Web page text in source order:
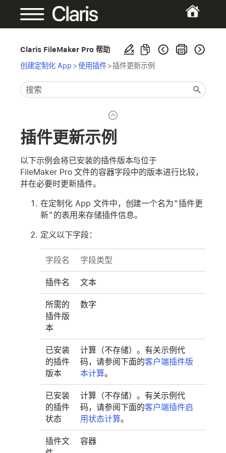
Claris FileMaker Pro 帮助
创建定制化 App >使用插件 >插件更新示例
插件更新示例
以下示例会将已安装的插件版本与位于
FileMaker Pro 文件的容器字段中的版本进行比较，
并在必要时更新插件。
在定制化 App 文件中，创建一个名为"插件更
新" 的表用来存储插件信息。
定义以下字段：
字段名 字段类型
插件名 文本
所需的
插件版
本
数字
已安装
的插件
版本
计算（不存储）。有关示例代
码，请参阅下面的客户端插件版
本计算。
已安装
的插件
状态
计算（不存储）。有关示例代
码，请参阅下面的客户端插件启
用状态计算。
插件文
容器